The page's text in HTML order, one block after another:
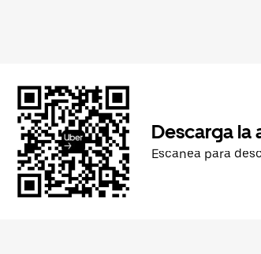
Descarga la
Escanea para